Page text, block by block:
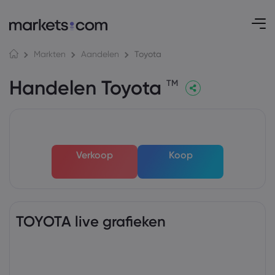
Markten Aandelen Toyota
Handelen Toyota TM
Verkoop Koop
TOYOTA live grafieken